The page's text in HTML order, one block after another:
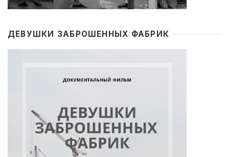
ДЕВУШКИ ЗАБРОШЕННЫХ ФАБРИК